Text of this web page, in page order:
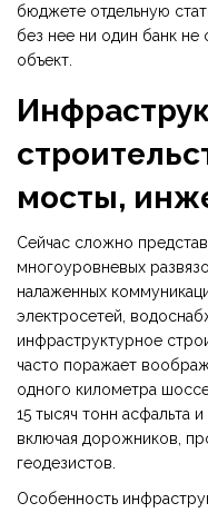
бюджете отдельную
без нее ни один банк
объект.
мосты,
Сейчас сложно
многоуровневых
налаженных
электросетей,
инфраструктурное
часто поражает
одного километра
15 тысяч тонн асфальта
включая дорожников,
геодезистов.
Особенность